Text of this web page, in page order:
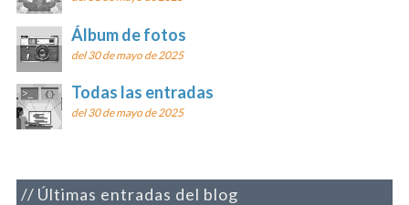
Álbum de fotos
del 30 de mayo de 2025
Todas las entradas
del 30 de mayo de 2025
Últimas entradas del blog